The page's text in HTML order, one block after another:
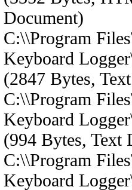
Document)
C:\\Program
Keyboard
(2847 Bytes,
C:\\Program
Keyboard
(994 Bytes, Text
C:\\Program
Keyboard